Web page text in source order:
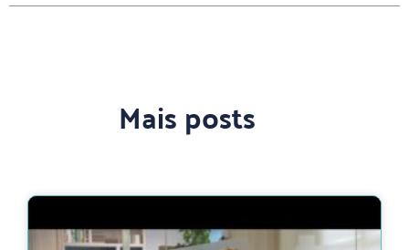
Mais posts